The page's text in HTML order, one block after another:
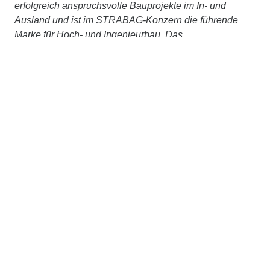
erfolgreich anspruchsvolle Bauprojekte im In- und
Ausland und ist im STRABAG-Konzern die führende
Marke für Hoch- und Ingenieurbau. Das